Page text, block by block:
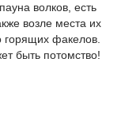
волков, есть
возле места их
горящих факелов.
быть потомство!